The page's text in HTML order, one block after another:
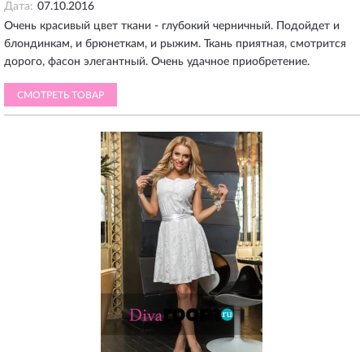
Дата: 07.10.2016
Очень красивый цвет ткани - глубокий черничный. Подойдет и
блондинкам, и брюнеткам, и рыжим. Ткань приятная, смотрится
дорого, фасон элегантный. Очень удачное приобретение.
СМОТРЕТЬ ТОВАР